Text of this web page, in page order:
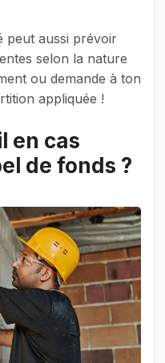
peut aussi prévoir
selon la nature
ou demande à ton
appliquée !
en cas
de fonds ?